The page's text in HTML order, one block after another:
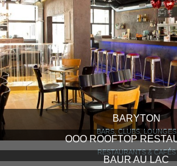
BARYTON
BARS, CLUBS, LOUNGES